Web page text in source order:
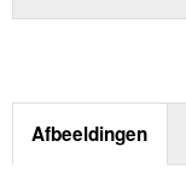
Afbeeldingen